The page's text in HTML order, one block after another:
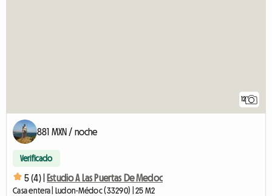
12
881 MXN / noche
Verificado
5 (4) | Estudio A Las Puertas De Medoc
Casa entera | Ludon-Médoc (33290) | 25 M2